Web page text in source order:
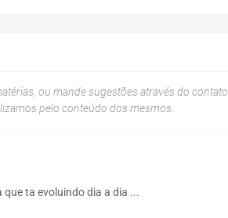
ou mande sugestões através do contato
pelo conteúdo dos mesmos.
ta evoluindo dia a dia ...